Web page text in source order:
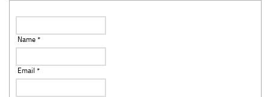
Name *
Email *